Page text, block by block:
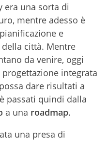
era una sorta di
mentre adesso è
e
città. Mentre
da venire, oggi
integrata
dare risultati a
passati quindi dalla
a una roadmap.
una presa di